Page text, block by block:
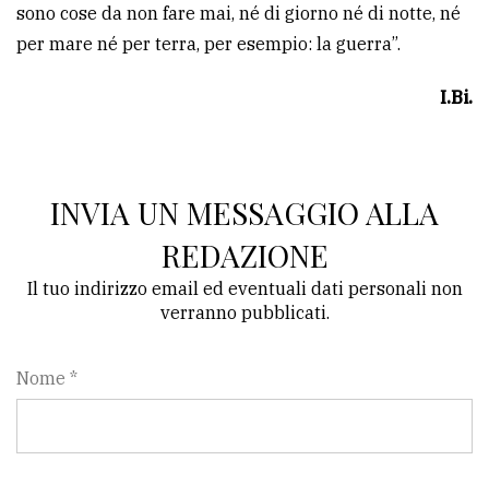
sono cose da non fare mai, né di giorno né di notte, né
per mare né per terra, per esempio: la guerra”.
I.Bi.
INVIA UN MESSAGGIO ALLA
REDAZIONE
Il tuo indirizzo email ed eventuali dati personali non
verranno pubblicati.
Nome *